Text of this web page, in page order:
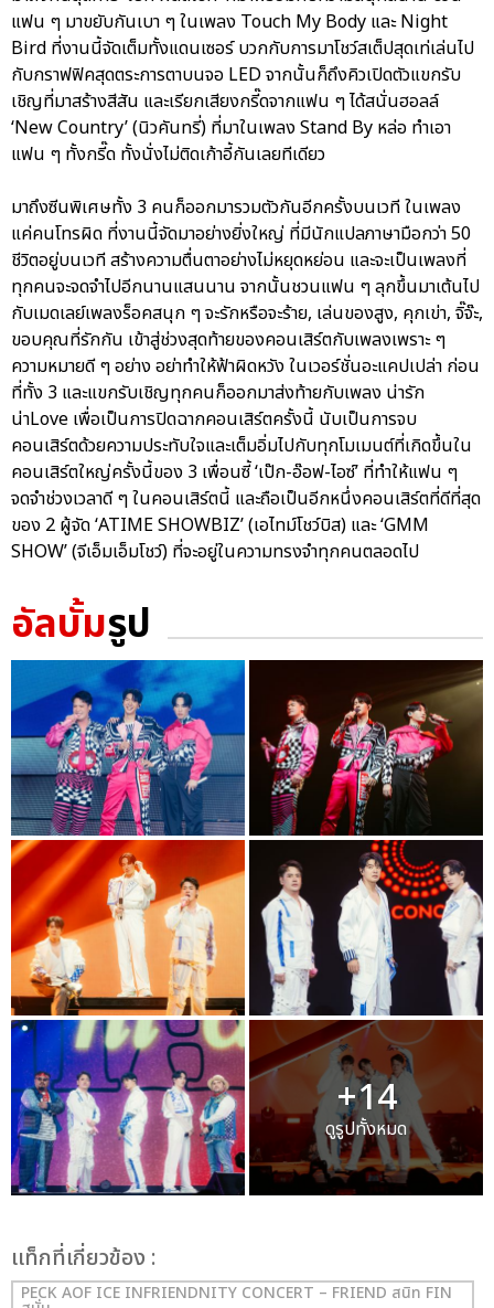
แฟน ๆ มาขยับกันเบา ๆ ในเพลง Touch My Body และ Night
Bird ที่งานนี้จัดเต็มทั้งแดนเซอร์ บวกกับการมาโชว์สเต็ปสุดเท่เล่นไป
กับกราฟฟิคสุดตระการตาบนจอ LED จากนั้นก็ถึงคิวเปิดตัวแขกรับ
เชิญที่มาสร้างสีสัน และเรียกเสียงกรี๊ดจากแฟน ๆ ได้สนั่นฮอลล์
‘New Country’ (นิวคันทรี่) ที่มาในเพลง Stand By หล่อ ทำเอา
แฟน ๆ ทั้งกรี๊ด ทั้งนั่งไม่ติดเก้าอี้กันเลยทีเดียว
มาถึงซีนพิเศษทั้ง 3 คนก็ออกมารวมตัวกันอีกครั้งบนเวที ในเพลง
แค่คนโทรผิด ที่งานนี้จัดมาอย่างยิ่งใหญ่ ที่มีนักแปลภาษามือกว่า 50
ชีวิตอยู่บนเวที สร้างความตื่นตาอย่างไม่หยุดหย่อน และจะเป็นเพลงที่
ทุกคนจะจดจำไปอีกนานแสนนาน จากนั้นชวนแฟน ๆ ลุกขึ้นมาเต้นไป
กับเมดเลย์เพลงร็อคสนุก ๆ จะรักหรือจะร้าย, เล่นของสูง, คุกเข่า, จิ๊จ๊ะ,
ขอบคุณที่รักกัน เข้าสู่ช่วงสุดท้ายของคอนเสิร์ตกับเพลงเพราะ ๆ
ความหมายดี ๆ อย่าง อย่าทำให้ฟ้าผิดหวัง ในเวอร์ชั่นอะแคปเปล่า ก่อน
ที่ทั้ง 3 และแขกรับเชิญทุกคนก็ออกมาส่งท้ายกับเพลง น่ารัก
น่าLove เพื่อเป็นการปิดฉากคอนเสิร์ตครั้งนี้ นับเป็นการจบ
คอนเสิร์ตด้วยความประทับใจและเต็มอิ่มไปกับทุกโมเมนต์ที่เกิดขึ้นใน
คอนเสิร์ตใหญ่ครั้งนี้ของ 3 เพื่อนซี้ ‘เป๊ก-อ๊อฟ-ไอซ์’ ที่ทำให้แฟน ๆ
จดจำช่วงเวลาดี ๆ ในคอนเสิร์ตนี้ และถือเป็นอีกหนึ่งคอนเสิร์ตที่ดีที่สุด
ของ 2 ผู้จัด ‘ATIME SHOWBIZ’ (เอไทม์โชว์บิส) และ ‘GMM
SHOW’ (จีเอ็มเอ็มโชว์) ที่จะอยู่ในความทรงจำทุกคนตลอดไป
อัลบั้มรูป
+14
ดูรูปทั้งหมด
เเท็กที่เกี่ยวข้อง :
PECK AOF ICE INFRIENDNITY CONCERT – FRIEND สนิท FIN